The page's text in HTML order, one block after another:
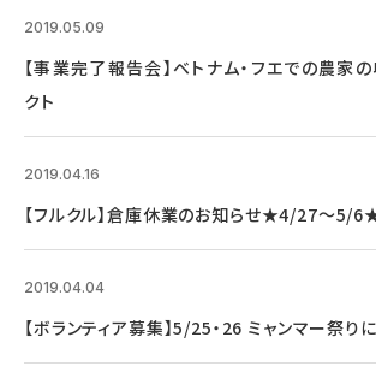
2019.05.09
【事業完了報告会】ベトナム・フエでの農家
クト
2019.04.16
【フルクル】倉庫休業のお知らせ★4/27～5/
2019.04.04
【ボランティア募集】5/25・26 ミャンマー祭り